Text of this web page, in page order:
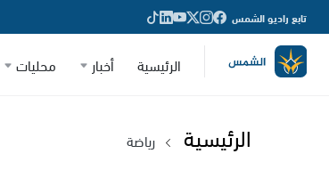
تابع راديو الشمس
الرئيسية أخبار محليات
الرئيسية رياضة